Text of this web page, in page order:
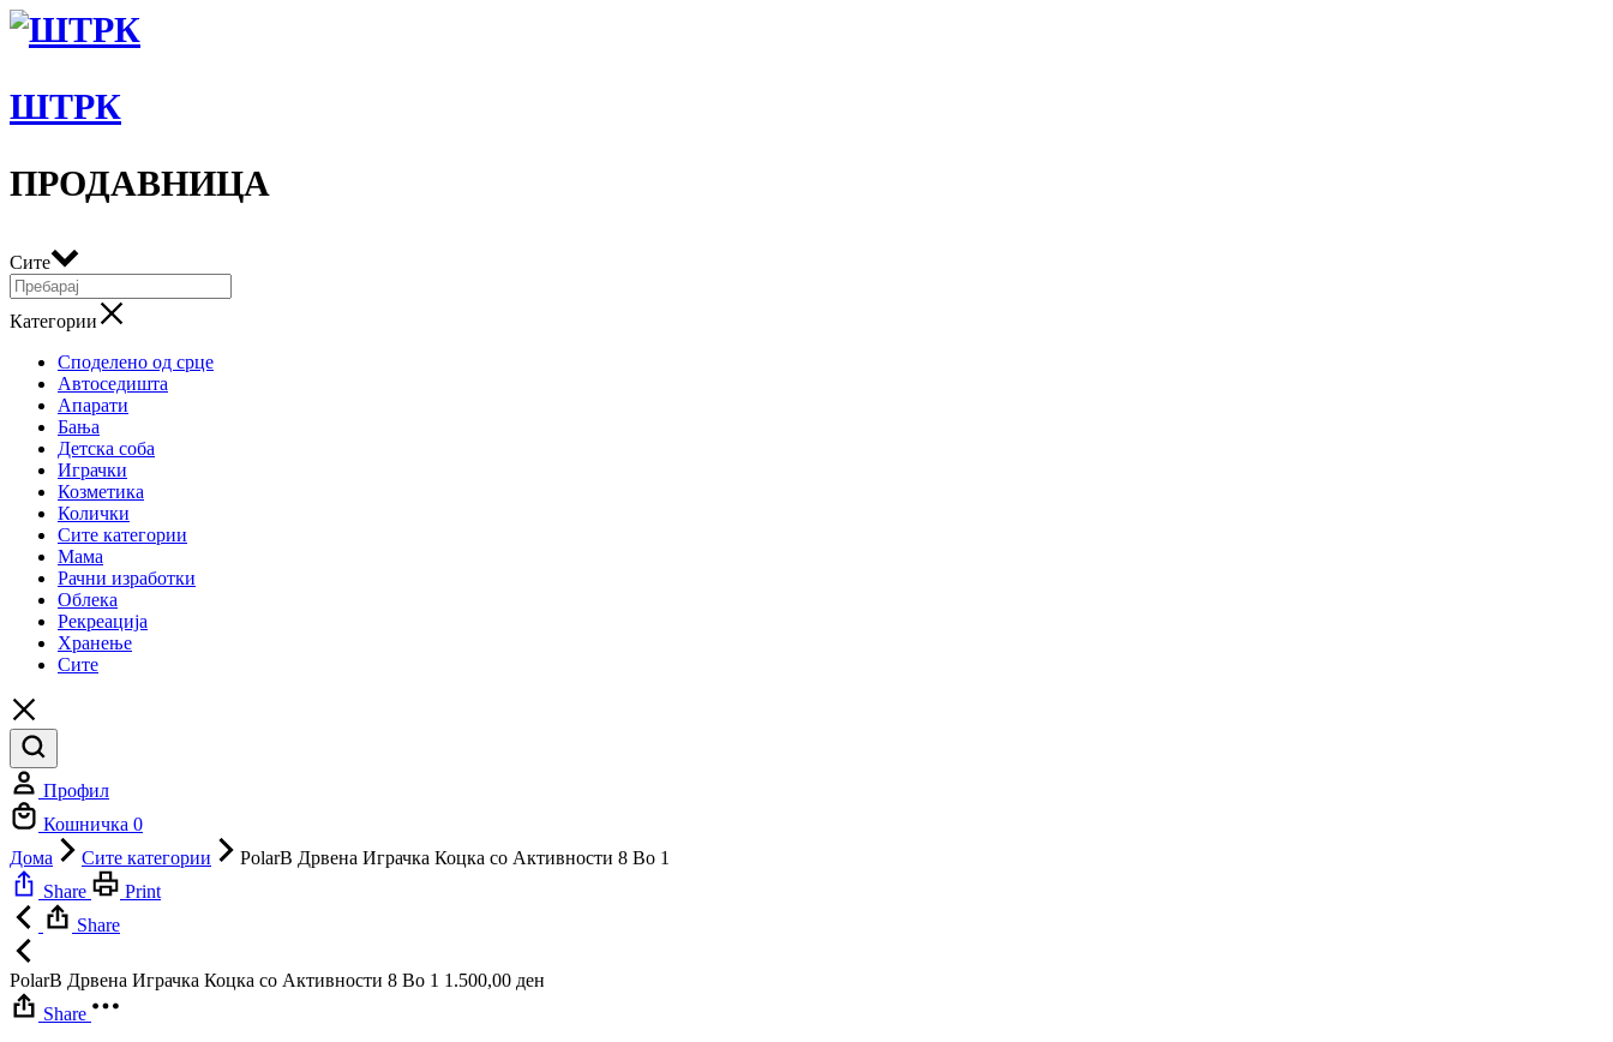
ШТРК
ПРОДАВНИЦА
Сите
Категории
Споделено од срце
Автоседишта
Апарати
Бања
Детска соба
Играчки
Козметика
Колички
Сите категории
Мама
Рачни изработки
Облека
Рекреација
Хранење
Сите
Профил
Кошничка 0
Дома
Сите категории
PolarB Дрвена Играчка Коцка со Активности 8 Во 1
Share
Print
Share
PolarB Дрвена Играчка Коцка со Активности 8 Во 1 1.500,00 ден
Share